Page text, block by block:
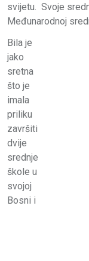
svijetu. Svoje
Međunarodnoj
Bila je
jako
sretna
što je
imala
priliku
završiti
dvije
srednje
škole u
svojoj
Bosni i